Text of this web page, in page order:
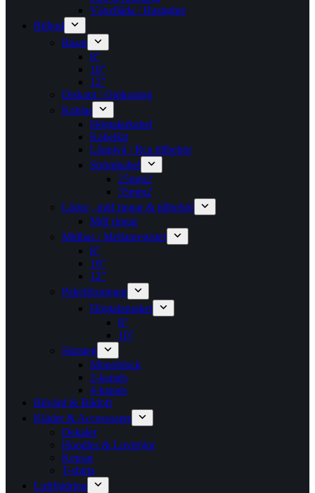
Växellåda / Hastighet
Billjud
Basar
8″
10″
12″
Diskant / Omkoning​
Kablar
Högtalarkabel
Kabelkit
Lågnivå / Rca tillbehör
Strömkabel
25mm2
35mm2
Lådor , mdf ringar & tillbehör
Mdf ringar
Midbas / Mellanregister
8″
10″
12″
Paketlösningar
Högtalarpaket
8″
10″
Slutsteg
Monoblock
2-kanals
4-kanals
Bilvård & Bildoft
Kläder & Accessoarer
Dekaler
Hoodies & Luvtröjor
Kepsar
T-shirts
Luftfjädring